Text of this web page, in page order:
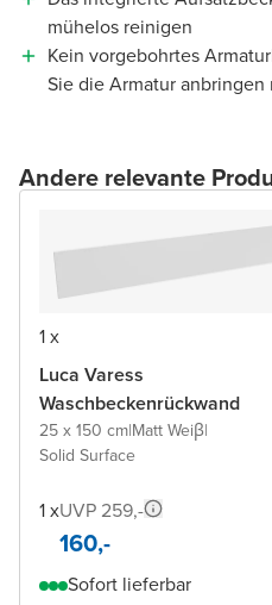
mühelos reinigen
Kein vorgebohrtes
Sie die Armatur anbringen
Andere relevante
1 x
Luca Varess
Waschbeckenrückwand
25 x 150 cm|Matt Weiβ|
Solid Surface
1 xUVP 259,-
160,-
Sofort lieferbar